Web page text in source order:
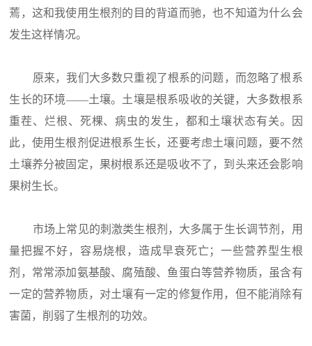
蔫，这和我使用生根剂的目的背道而驰，也不知道为什么会
发生这样情况。
原来，我们大多数只重视了根系的问题，而忽略了根系
生长的环境——土壤。土壤是根系吸收的关键，大多数根系
重茬、烂根、死棵、病虫的发生，都和土壤状态有关。因
此，使用生根剂促进根系生长，还要考虑土壤问题，要不然
土壤养分被固定，果树根系还是吸收不了，到头来还会影响
果树生长。
市场上常见的刺激类生根剂，大多属于生长调节剂，用
量把握不好，容易烧根，造成早衰死亡；一些营养型生根
剂，常常添加氨基酸、腐殖酸、鱼蛋白等营养物质，虽含有
一定的营养物质，对土壤有一定的修复作用，但不能消除有
害菌，削弱了生根剂的功效。